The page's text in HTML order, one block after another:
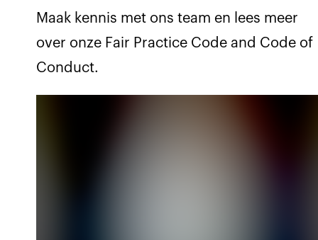
Maak kennis met ons team en lees meer
over onze Fair Practice Code and Code of
Conduct.